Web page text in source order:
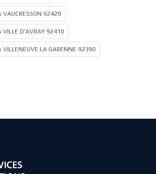
92420
D'AVRAY 92410
LA GARENNE 92390